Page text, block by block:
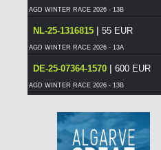
AGD WINTER RACE 2026 - 13B
NL-25-1316815 | 55 EUR
AGD WINTER RACE 2026 - 13A
DE-25-07364-1570 | 600 EUR
AGD WINTER RACE 2026 - 13B
DERBY BORRACHOS 2026 - 2A
NO-25-032-0529|55 EUR